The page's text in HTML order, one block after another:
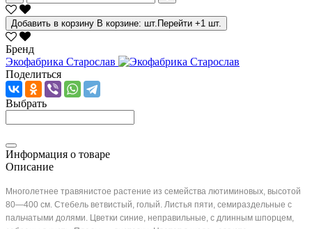
Добавить в корзину В корзине: шт. Перейти +1 шт.
Бренд
Экофабрика Старослав
Поделиться
Выбрать
Информация о товаре
Описание
Многолетнее травянистое растение из семейства лютиминовых, высотой
80—400 см. Стебель ветвистый, голый. Листья пяти, семираздельные с
пальчатыми долями. Цветки синие, неправильные, с длинным шпорцем,